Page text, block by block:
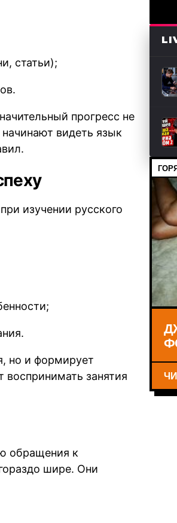
статьи);
прогресс не
видеть язык
изучении русского
но и формирует
воспринимать занятия
обращения к
шире. Они